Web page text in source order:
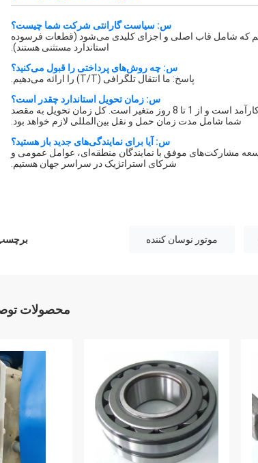
س: سیاست گارانتی شرکت شما چیست؟
نصب ارائه می‌دهیم که شامل قاب اصلی و اجزای کلیدی می‌شود (قطعات فرسوده
استاندارد مستثنی هستند).
س: چه روش‌های پرداختی را قبول می‌کنید؟
پاسخ: ما انتقال تلگرافی (T/T) را ارائه می‌دهیم.
س: زمان تحویل استاندارد چقدر است؟
پاسخ: برای سفارشات استاندارد، تحویل به بندر شانگهای معمولاً بسیار کارآمد است و از 1 تا 8 روز متغیر است. کل زمان تحویل به مقصد
شما شامل مدت زمان حمل و نقل بین‌المللی لازم خواهد بود.
س: آیا برای نمایندگی‌های جدید باز هستید؟
مشارکت‌های موفق با نمایندگان منطقه‌ای، عوامل عمومی و
شرکای استراتژیک در سراسر جهان هستیم.
موتور نوسان کننده
محصولات